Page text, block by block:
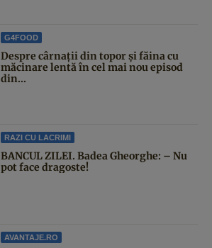
G4FOOD
Despre cârnații din topor și făina cu
măcinare lentă în cel mai nou episod
din...
RAZI CU LACRIMI
BANCUL ZILEI. Badea Gheorghe: – Nu
pot face dragoste!
AVANTAJE.RO